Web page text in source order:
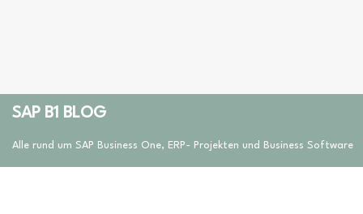
SAP B1 BLOG
Alle rund um SAP Business One, ERP- Projekten und Business Software